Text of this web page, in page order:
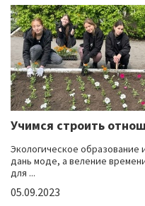
Учимся строить
Экологическое образование
дань моде, а веление
для ...
05.09.2023